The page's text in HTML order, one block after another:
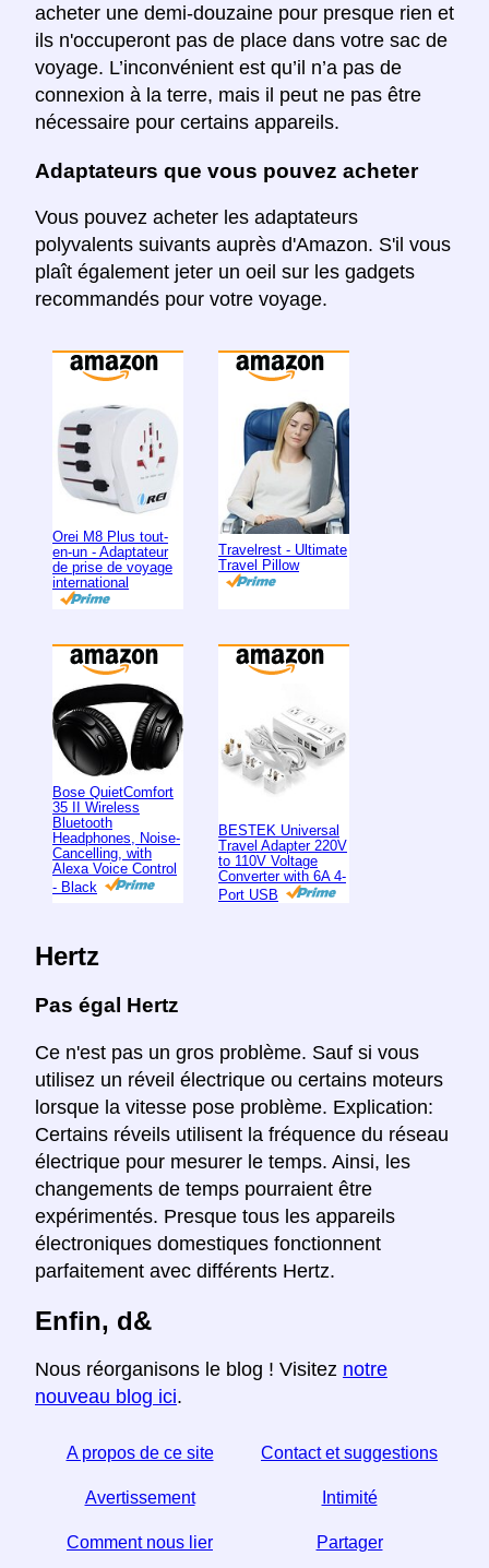
acheter une demi-douzaine pour presque rien et
ils n'occuperont pas de place dans votre sac de
voyage. L’inconvénient est qu’il n’a pas de
connexion à la terre, mais il peut ne pas être
nécessaire pour certains appareils.
Adaptateurs que vous pouvez acheter
Vous pouvez acheter les adaptateurs
polyvalents suivants auprès d'Amazon. S'il vous
plaît également jeter un oeil sur les gadgets
recommandés pour votre voyage.
Orei M8 Plus tout-
en-un - Adaptateur
de prise de voyage
international
Travelrest - Ultimate
Travel Pillow
Bose QuietComfort
35 II Wireless
Bluetooth
Headphones, Noise-
Cancelling, with
Alexa Voice Control
- Black
BESTEK Universal
Travel Adapter 220V
to 110V Voltage
Converter with 6A 4-
Port USB
Hertz
Pas égal Hertz
Ce n'est pas un gros problème. Sauf si vous
utilisez un réveil électrique ou certains moteurs
lorsque la vitesse pose problème. Explication:
Certains réveils utilisent la fréquence du réseau
électrique pour mesurer le temps. Ainsi, les
changements de temps pourraient être
expérimentés. Presque tous les appareils
électroniques domestiques fonctionnent
parfaitement avec différents Hertz.
Enfin, d&
Nous réorganisons le blog ! Visitez notre
nouveau blog ici.
A propos de ce site Contact et suggestions
Avertissement Intimité
Comment nous lier Partager